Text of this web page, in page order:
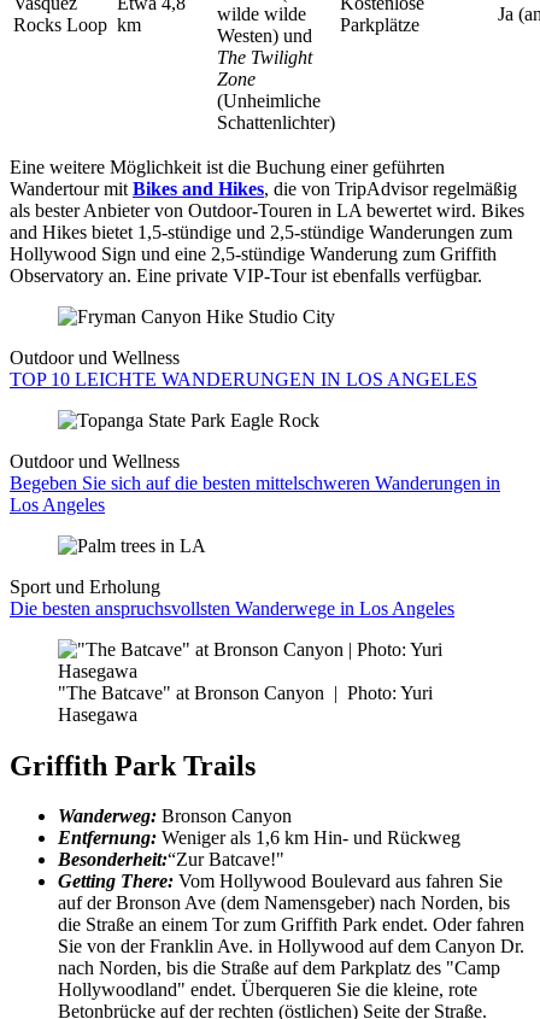
Rocks Loop km
wilde wilde
Westen) und
The Twilight
Zone
(Unheimliche
Schattenlichter)
Parkplätze
Ja
Eine weitere Möglichkeit ist die Buchung einer geführten
Wandertour mit Bikes and Hikes, die von TripAdvisor regelmäßig
als bester Anbieter von Outdoor-Touren in LA bewertet wird. Bikes
and Hikes bietet 1,5-stündige und 2,5-stündige Wanderungen zum
Hollywood Sign und eine 2,5-stündige Wanderung zum Griffith
Observatory an. Eine private VIP-Tour ist ebenfalls verfügbar.
Outdoor und Wellness
TOP 10 LEICHTE WANDERUNGEN IN LOS ANGELES
Outdoor und Wellness
Begeben Sie sich auf die besten mittelschweren Wanderungen in
Los Angeles
Sport und Erholung
Die besten anspruchsvollsten Wanderwege in Los Angeles
"The Batcave" at Bronson Canyon | Photo: Yuri
Hasegawa
Griffith Park Trails
Wanderweg: Bronson Canyon
Entfernung: Weniger als 1,6 km Hin- und Rückweg
Besonderheit:“Zur Batcave!"
Getting There: Vom Hollywood Boulevard aus fahren Sie
auf der Bronson Ave (dem Namensgeber) nach Norden, bis
die Straße an einem Tor zum Griffith Park endet. Oder fahren
Sie von der Franklin Ave. in Hollywood auf dem Canyon Dr.
nach Norden, bis die Straße auf dem Parkplatz des "Camp
Hollywoodland" endet. Überqueren Sie die kleine, rote
Betonbrücke auf der rechten (östlichen) Seite der Straße.